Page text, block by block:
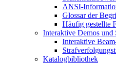
ANSI-
Glossar der
Häufig gestellte
Interaktive Demos und
Interaktive
Katalogbibliothek